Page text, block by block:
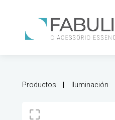
Productos Iluminación